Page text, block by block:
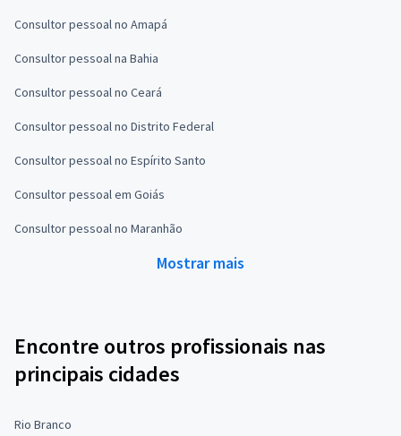
Consultor pessoal no Amapá
Consultor pessoal na Bahia
Consultor pessoal no Ceará
Consultor pessoal no Distrito Federal
Consultor pessoal no Espírito Santo
Consultor pessoal em Goiás
Consultor pessoal no Maranhão
Mostrar mais
Encontre outros profissionais nas
principais cidades
Rio Branco